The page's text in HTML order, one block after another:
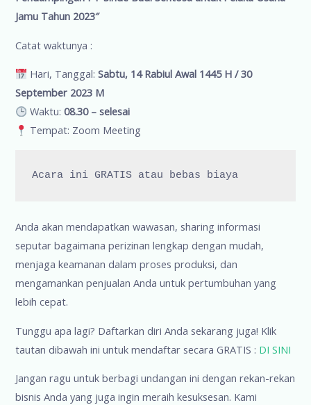
Jamu Tahun 2023″
Catat waktunya :
Hari, Tanggal:Sabtu, 14 Rabiul Awal 1445 H / 30
September 2023 M
Waktu: 08.30 – selesai
Tempat: Zoom Meeting
Acara ini GRATIS atau bebas biaya
Anda akan mendapatkan wawasan, sharing informasi
seputar bagaimana perizinan lengkap dengan mudah,
menjaga keamanan dalam proses produksi, dan
mengamankan penjualan Anda untuk pertumbuhan yang
lebih cepat.
Tunggu apa lagi? Daftarkan diri Anda sekarang juga! Klik
tautan dibawah ini untuk mendaftar secara GRATIS : DI SINI
Jangan ragu untuk berbagi undangan ini dengan rekan-rekan
bisnis Anda yang juga ingin meraih kesuksesan. Kami